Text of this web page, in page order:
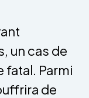
un cas de
fatal. Parmi
de